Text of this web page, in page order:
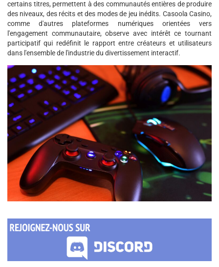
certains titres, permettent à des communautés entières de produire
des niveaux, des récits et des modes de jeu inédits. Casoola Casino,
comme d'autres plateformes numériques orientées vers
l'engagement communautaire, observe avec intérêt ce tournant
participatif qui redéfinit le rapport entre créateurs et utilisateurs
dans l'ensemble de l'industrie du divertissement interactif.